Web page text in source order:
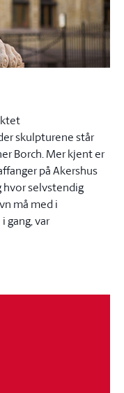
skulpturene står
Borch. Mer kjent er
på Akershus
hvor selvstendig
må med i
gang, var